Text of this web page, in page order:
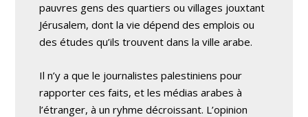
pauvres gens des quartiers ou villages jouxtant
Jérusalem, dont la vie dépend des emplois ou
des études qu’ils trouvent dans la ville arabe.
Il n’y a que le journalistes palestiniens pour
rapporter ces faits, et les médias arabes à
l’étranger, à un ryhme décroissant. L’opinion